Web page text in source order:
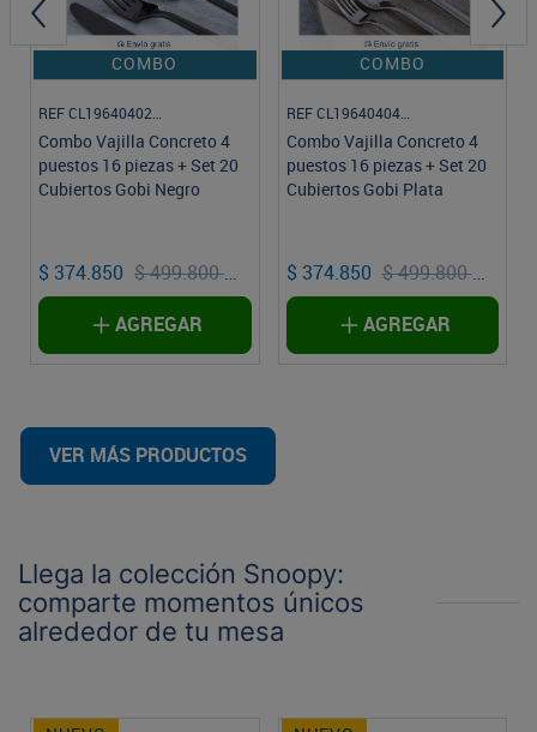
COMBO
REF CL1964040236
Combo Vajilla Concreto 4
puestos 16 piezas + Set 20
Cubiertos Gobi Negro
$ 374.850 $ 499.800 Conjunto
AGREGAR
COMBO
REF CL1964040436
Combo Vajilla Concreto 4
puestos 16 piezas + Set 20
Cubiertos Gobi Plata
$ 374.850 $ 499.800
AGREGAR
VER MÁS PRODUCTOS
Llega la colección Snoopy:
comparte momentos únicos
alrededor de tu mesa